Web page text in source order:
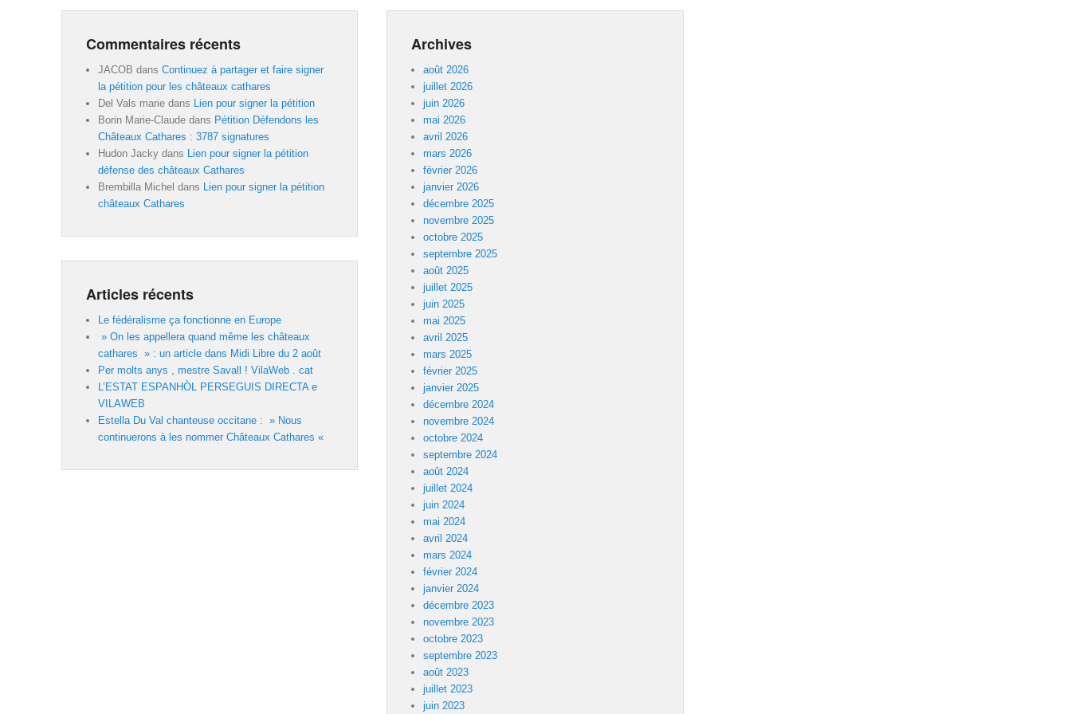
Commentaires récents
JACOB dans Continuez à partager et faire signer
la pétition pour les châteaux cathares
Del Vals marie dans Lien pour signer la pétition
Borin Marie-Claude dans Pétition Défendons les
Châteaux Cathares : 3787 signatures
Hudon Jacky dans Lien pour signer la pétition
défense des châteaux Cathares
Brembilla Michel dans Lien pour signer la pétition
châteaux Cathares
Articles récents
Le fédéralisme ça fonctionne en Europe
» On les appellera quand même les châteaux
cathares » : un article dans Midi Libre du 2 août
Per molts anys , mestre Savall ! VilaWeb . cat
L’ESTAT ESPANHÒL PERSEGUIS DIRECTA e
VILAWEB
Estella Du Val chanteuse occitane : » Nous
continuerons à les nommer Châteaux Cathares «
Archives
août 2026
juillet 2026
juin 2026
mai 2026
avril 2026
mars 2026
février 2026
janvier 2026
décembre 2025
novembre 2025
octobre 2025
septembre 2025
août 2025
juillet 2025
juin 2025
mai 2025
avril 2025
mars 2025
février 2025
janvier 2025
décembre 2024
novembre 2024
octobre 2024
septembre 2024
août 2024
juillet 2024
juin 2024
mai 2024
avril 2024
mars 2024
février 2024
janvier 2024
décembre 2023
novembre 2023
octobre 2023
septembre 2023
août 2023
juillet 2023
juin 2023